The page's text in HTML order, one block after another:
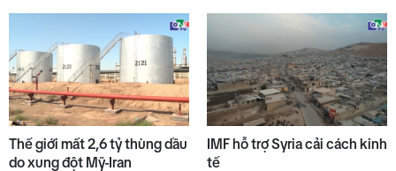
Thế giới mất 2,6 tỷ thùng dầu
do xung đột Mỹ-Iran
IMF hỗ trợ Syria cải cách kinh
tế